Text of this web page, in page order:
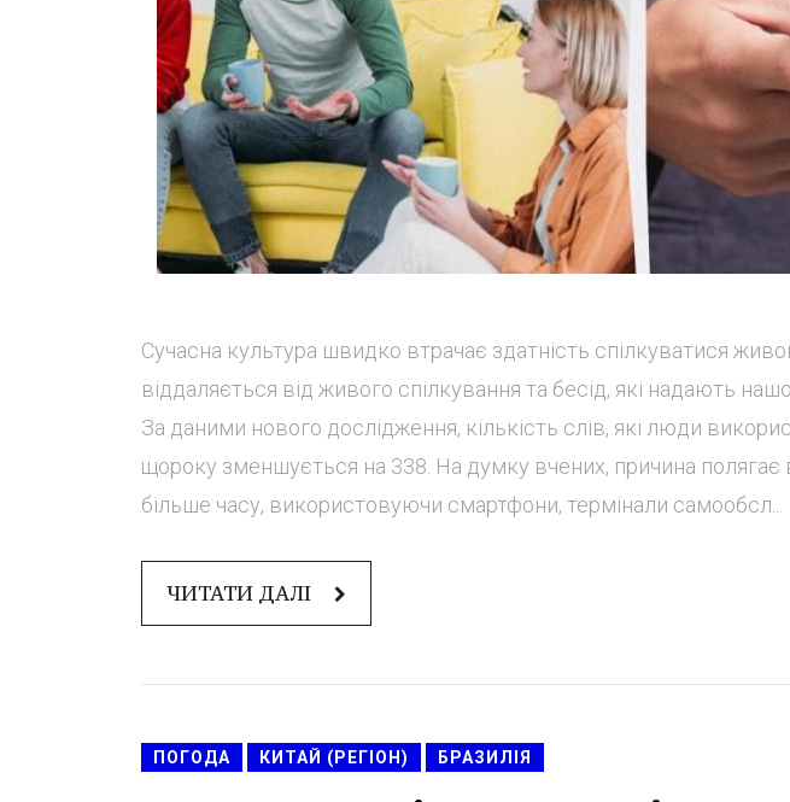
Сучасна культура швидко втрачає здатність спілкуватися
віддаляється від живого спілкування та бесід, які надають
За даними нового дослідження, кількість слів, які люди
щороку зменшується на 338. На думку вчених, причина
більше часу, використовуючи смартфони, термінали самообсл...
ЧИТАТИ ДАЛІ
ПОГОДА КИТАЙ (РЕГІОН) БРАЗИЛІЯ